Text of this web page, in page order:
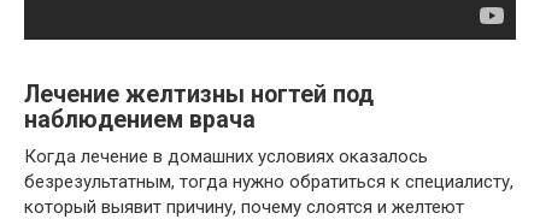
Лечение желтизны ногтей под
наблюдением врача
Когда лечение в домашних условиях оказалось
безрезультатным, тогда нужно обратиться к специалисту,
который выявит причину, почему слоятся и желтеют